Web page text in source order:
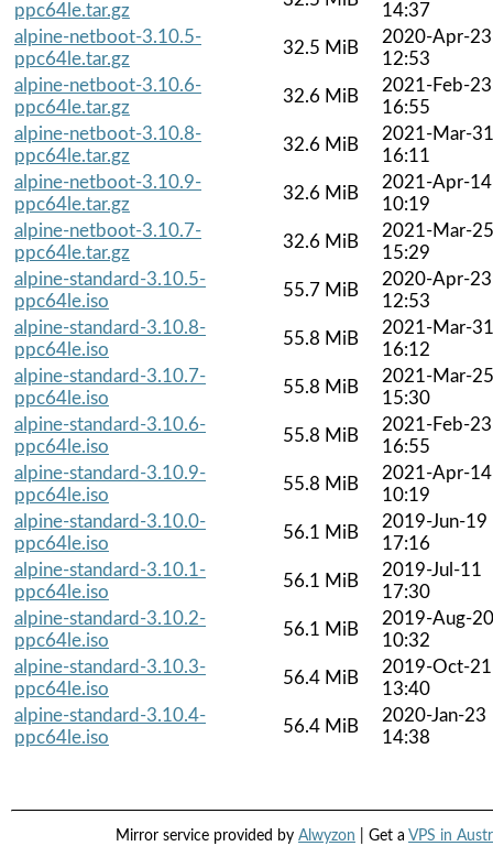
ppc64le.tar.gz
14:37
alpine-netboot-3.10.5-
ppc64le.tar.gz
32.5 MiB
2020-Apr-23
12:53
alpine-netboot-3.10.6-
ppc64le.tar.gz
32.6 MiB
2021-Feb-23
16:55
alpine-netboot-3.10.8-
ppc64le.tar.gz
32.6 MiB
2021-Mar-31
16:11
alpine-netboot-3.10.9-
ppc64le.tar.gz
32.6 MiB
2021-Apr-14
10:19
alpine-netboot-3.10.7-
ppc64le.tar.gz
32.6 MiB
2021-Mar-25
15:29
alpine-standard-3.10.5-
ppc64le.iso
55.7 MiB
2020-Apr-23
12:53
alpine-standard-3.10.8-
ppc64le.iso
55.8 MiB
2021-Mar-31
16:12
alpine-standard-3.10.7-
ppc64le.iso
55.8 MiB
2021-Mar-25
15:30
alpine-standard-3.10.6-
ppc64le.iso
55.8 MiB
2021-Feb-23
16:55
alpine-standard-3.10.9-
ppc64le.iso
55.8 MiB
2021-Apr-14
10:19
alpine-standard-3.10.0-
ppc64le.iso
56.1 MiB
2019-Jun-19
17:16
alpine-standard-3.10.1-
ppc64le.iso
56.1 MiB
2019-Jul-11
17:30
alpine-standard-3.10.2-
ppc64le.iso
56.1 MiB
2019-Aug-20
10:32
alpine-standard-3.10.3-
ppc64le.iso
56.4 MiB
2019-Oct-21
13:40
alpine-standard-3.10.4-
ppc64le.iso
56.4 MiB
2020-Jan-23
14:38
Mirror service provided by Alwyzon | Get a VPS in